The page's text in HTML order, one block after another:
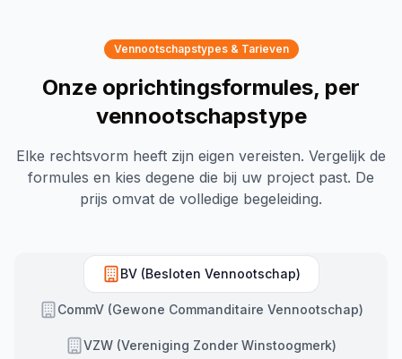
Vennootschapstypes & Tarieven
Onze oprichtingsformules, per
vennootschapstype
Elke rechtsvorm heeft zijn eigen vereisten. Vergelijk de
formules en kies degene die bij uw project past. De
prijs omvat de volledige begeleiding.
BV (Besloten Vennootschap)
CommV (Gewone Commanditaire Vennootschap)
VZW (Vereniging Zonder Winstoogmerk)